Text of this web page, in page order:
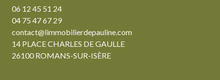
06 12 45 51 24
04 75 47 67 29
contact@limmobilierdepauline.com
14 PLACE CHARLES DE GAULLE
26100 ROMANS-SUR-ISÈRE